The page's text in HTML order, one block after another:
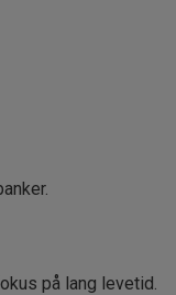
på lang levetid.